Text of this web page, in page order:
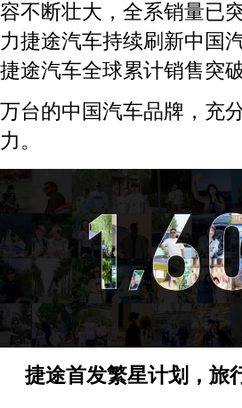
容不断壮大，全系销量已
力捷途汽车持续刷新中国
捷途汽车全球累计销售突
万台的中国汽车品牌，充
力。
捷途首发繁星计划，旅